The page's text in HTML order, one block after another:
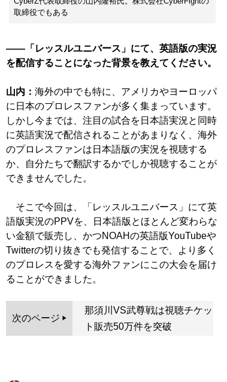
取締役でもある
――「レッスルユニバース」にて、英語版の実況
を配信することになった背景を教えてください。
山内： 海外の中でも特に、アメリカやヨーロッパ
に日本のプロレスファンが多く集まっています。
しかし今までは、注目の試合を日本語実況と同時
に英語実況で配信されることがあまりなく、海外
のプロレスファンは日本語版の実況を視聴する
か、自分たちで翻訳するかでしか視聴することが
できませんでした。
そこで今回は、「レッスルユニバース」にて英
語版実況のPPVを、日本語版とほとんど変わらな
い金額で販売し、かつNOAHの英語版YouTubeや
Twitterの切り抜きでも発信することで、より多く
のプロレスを愛する海外ファンにこの大会を届け
ることができました。
次のページ
那須川VS武尊戦は視聴チケッ
ト販売50万件を突破